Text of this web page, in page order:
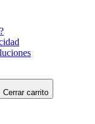
Cerrar carrito